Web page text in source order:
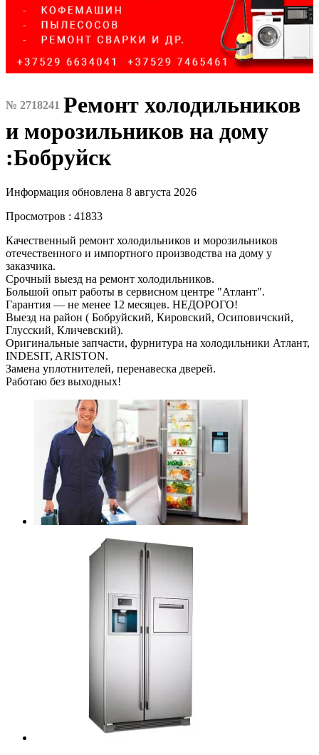
№ 2718241 Ремонт холодильников
и морозильников на дому
:Бобруйск
Информация обновлена 8 августа 2026
Просмотров : 41833
Качественный ремонт холодильников и морозильников
отечественного и импортного производства на дому у
заказчика.
Срочный выезд на ремонт холодильников.
Большой опыт работы в сервисном центре "Атлант".
Гарантия — не менее 12 месяцев. НЕДОРОГО!
Выезд на район ( Бобруйский, Кировский, Осиповичский,
Глусский, Кличевский).
Оригинальные запчасти, фурнитура на холодильники Атлант,
INDESIT, ARISTON.
Замена уплотнителей, перенавеска дверей.
Работаю без выходных!